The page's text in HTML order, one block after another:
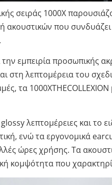
σειράς 1000X
ακουστικών που
εμπειρία προσωπικής
στη λεπτομέρεια του
τα
λεπτομέρειες και το
ενώ τα εργονομικά
ώρες χρήσης. Τα
κομψότητα που